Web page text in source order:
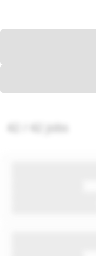
42 / 42 jobs